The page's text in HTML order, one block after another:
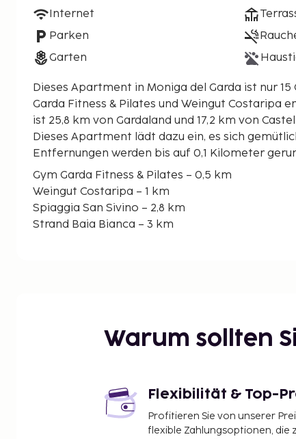
Internet
Parken
Garten
Dieses Apartment in Moniga del Garda ist nur 15
Garda Fitness & Pilates und Weingut Costaripa entfernt. Dieses
ist 25,8 km von Gardaland und 17,2 km von
Dieses Apartment lädt dazu ein, es sich
Entfernungen werden bis auf 0,1 Kilometer
Gym Garda Fitness & Pilates – 0,5 km
Weingut Costaripa – 1 km
Spiaggia San Sivino – 2,8 km
Strand Baia Bianca – 3 km
Golfclub Arzaga – 6,6 km
Villa Romana – 7,7 km
Agrarbetrieb und Ölmühle Azienda Agricola e
Die nächsten Flughäfen sind:
Warum sollten
Flexibilität & Top-
Profitieren Sie von unserer
flexible Zahlungsoptionen, die